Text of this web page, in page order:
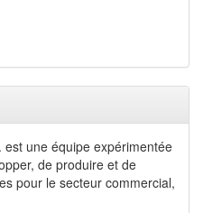
une équipe expérimentée
de produire et de
pour le secteur commercial,